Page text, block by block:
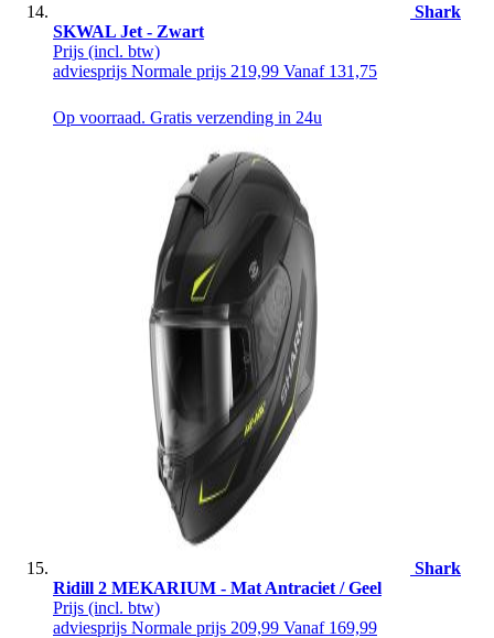
Shark
SKWAL Jet - Zwart
Prijs (incl. btw)
adviesprijs Normale prijs 219,99 Vanaf 131,75
Op voorraad. Gratis verzending in 24u
Shark
Ridill 2 MEKARIUM - Mat Antraciet / Geel
Prijs (incl. btw)
adviesprijs Normale prijs 209,99 Vanaf 169,99